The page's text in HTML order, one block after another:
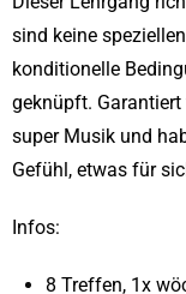
sind keine
konditionelle
geknüpft. Garantiert
super Musik und
Gefühl, etwas für
Infos:
8 Treffen, 1x